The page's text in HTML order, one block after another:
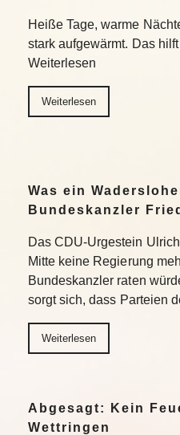
Heiße Tage, warme
stark aufgewärmt. Das
Weiterlesen
Weiterlesen
Was ein
Bundeskanzler
Das CDU-Urgestein
Mitte keine Regierung
Bundeskanzler raten
sorgt sich, dass Parteien
Weiterlesen
Abgesagt: Kein
Wettringen